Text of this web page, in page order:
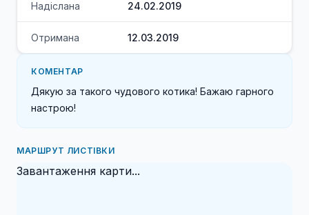
Надіслана 24.02.2019
Отримана 12.03.2019
КОМЕНТАР
Дякую за такого чудового котика! Бажаю гарного
настрою!
МАРШРУТ ЛИСТІВКИ
Завантаження карти...